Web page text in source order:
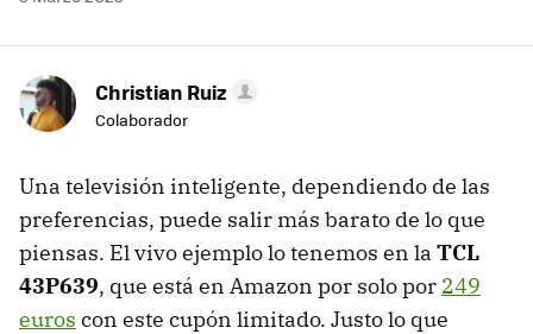
Christian Ruiz
Colaborador
Una televisión inteligente, dependiendo de las
preferencias, puede salir más barato de lo que
piensas. El vivo ejemplo lo tenemos en la TCL
43P639, que está en Amazon por solo por 249
euros con este cupón limitado. Justo lo que